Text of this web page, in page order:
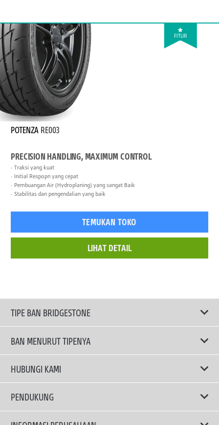
FITUR
POTENZA RE003
PRECISION HANDLING, MAXIMUM CONTROL
Traksi yang kuat
Initial Respopn yang cepat
Pembuangan Air (Hydroplaning) yang sangat Baik
Stabilitas dan pengendalian yang baik
TEMUKAN TOKO
LIHAT DETAIL
TIPE BAN BRIDGESTONE
BAN MENURUT TIPENYA
Ban ENLITEN
Ban Performa
HUBUNGI KAMI
Email Kami
PENDUKUNG
Privacy Policy